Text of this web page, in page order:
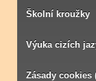
Školní kroužky
Výuka cizích
Zásady cookies